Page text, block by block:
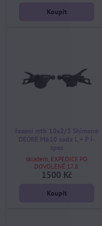
Koupit
skladem, EXPEDICE PO
DOVOLENÉ 17.8.
1500 Kč
Koupit